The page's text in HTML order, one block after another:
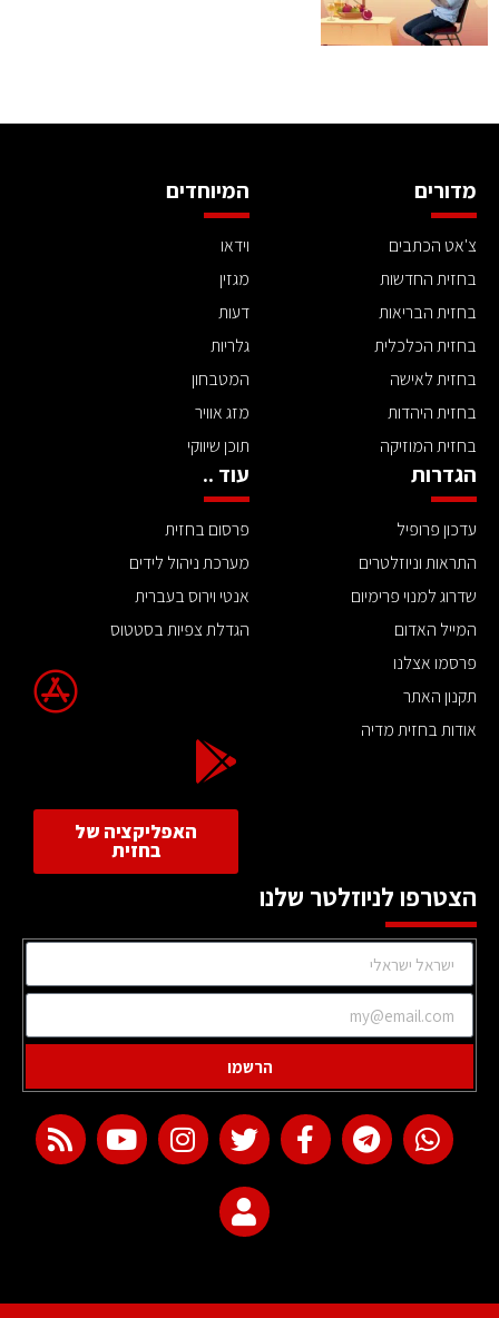
מדורים
צ'אט הכתבים
בחזית החדשות
בחזית הבריאות
בחזית הכלכלית
בחזית לאישה
בחזית היהדות
בחזית המוזיקה
המיוחדים
וידאו
מגזין
דעות
גלריות
המטבחון
מזג אוויר
תוכן שיווקי
הגדרות
עדכון פרופיל
התראות וניוזלטרים
שדרוג למנוי פרימיום
המייל האדום
פרסמו אצלנו
תקנון האתר
אודות בחזית מדיה
עוד ..
פרסום בחזית
מערכת ניהול לידים
אנטי וירוס בעברית
הגדלת צפיות בסטטוס
האפליקציה של
בחזית
הצטרפו לניוזלטר שלנו
הרשמו